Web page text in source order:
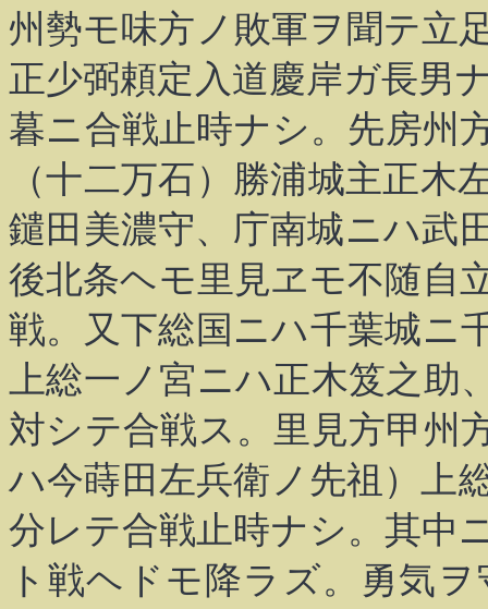
州勢モ味方ノ敗軍ヲ聞テ立
正少弼頼定入道慶岸ガ長男
暮ニ合戦止時ナシ。先房州
（十二万石）勝浦城主正
鑓田美濃守、庁南城ニハ武
後北条ヘモ里見ヱモ不随自
戦。又下総国ニハ千葉城ニ
上総一ノ宮ニハ正木笈之助
対シテ合戦ス。里見方甲州
ハ今蒔田左兵衛ノ先祖）上
分レテ合戦止時ナシ。其中
ト戦ヘドモ降ラズ。勇気